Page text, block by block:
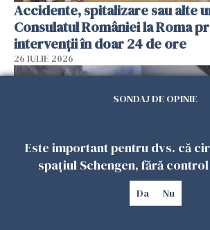
Accidente, spitalizare sau alte
Consulatul României la Roma
intervenții în doar 24 de ore
26 IULIE 2026
SONDAJ DE OPINIE
Este important pentru dvs. că
spațiul Schengen, fără
Da Nu